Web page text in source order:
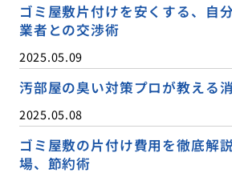
ゴミ屋敷片付けを安くする、自
業者との交渉術
2025.05.09
汚部屋の臭い対策プロが教える
2025.05.08
ゴミ屋敷の片付け費用を徹底解
場、節約術